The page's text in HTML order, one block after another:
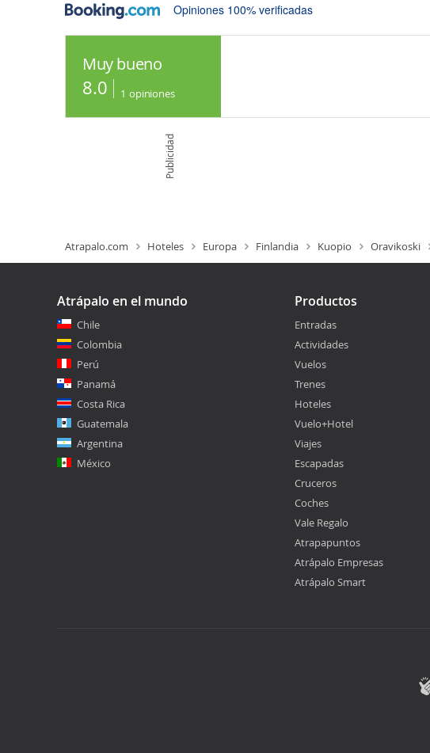
Opiniones 100% verificadas
Muy bueno
8.0 1 opiniones
Publicidad
Atrapalo.com Hoteles Europa Finlandia Kuopio Oravikoski
Atrápalo en el mundo
Chile
Colombia
Perú
Panamá
Costa Rica
Guatemala
Argentina
México
Productos
Entradas
Actividades
Vuelos
Trenes
Hoteles
Vuelo+Hotel
Viajes
Escapadas
Cruceros
Coches
Vale Regalo
Atrapapuntos
Atrápalo Empresas
Atrápalo Smart